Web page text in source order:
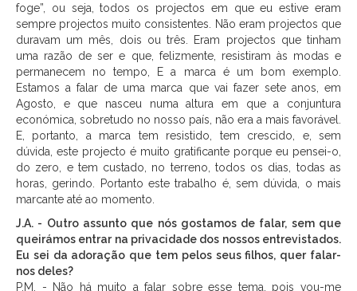
foge”, ou seja, todos os projectos em que eu estive eram
sempre projectos muito consistentes. Não eram projectos que
duravam um mês, dois ou três. Eram projectos que tinham
uma razão de ser e que, felizmente, resistiram às modas e
permanecem no tempo, E a marca é um bom exemplo.
Estamos a falar de uma marca que vai fazer sete anos, em
Agosto, e que nasceu numa altura em que a conjuntura
económica, sobretudo no nosso país, não era a mais favorável.
E, portanto, a marca tem resistido, tem crescido, e, sem
dúvida, este projecto é muito gratificante porque eu pensei-o,
do zero, e tem custado, no terreno, todos os dias, todas as
horas, gerindo. Portanto este trabalho é, sem dúvida, o mais
marcante até ao momento.
J.A. - Outro assunto que nós gostamos de falar, sem que
queirámos entrar na privacidade dos nossos entrevistados.
Eu sei da adoração que tem pelos seus filhos, quer falar-
nos deles?
P.M. - Não há muito a falar sobre esse tema, pois vou-me